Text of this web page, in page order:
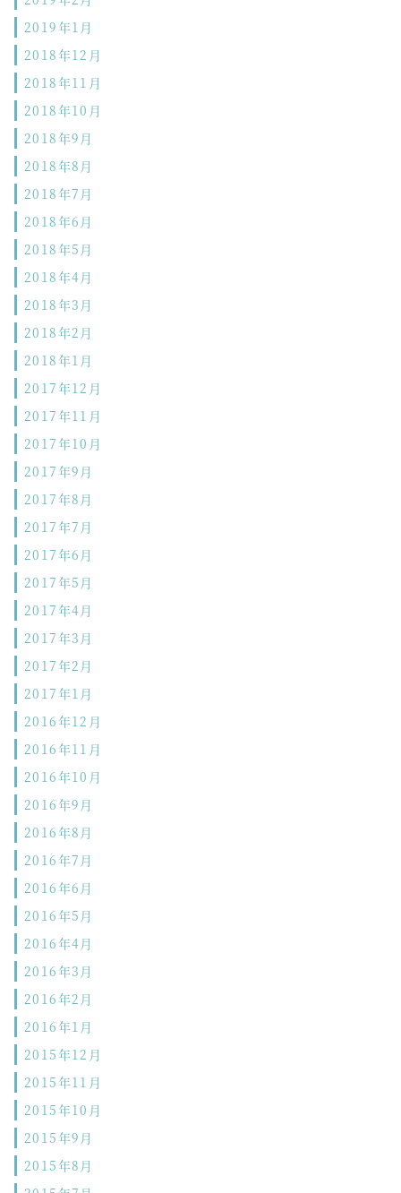
2019年1月
2018年12月
2018年11月
2018年10月
2018年9月
2018年8月
2018年7月
2018年6月
2018年5月
2018年4月
2018年3月
2018年2月
2018年1月
2017年12月
2017年11月
2017年10月
2017年9月
2017年8月
2017年7月
2017年6月
2017年5月
2017年4月
2017年3月
2017年2月
2017年1月
2016年12月
2016年11月
2016年10月
2016年9月
2016年8月
2016年7月
2016年6月
2016年5月
2016年4月
2016年3月
2016年2月
2016年1月
2015年12月
2015年11月
2015年10月
2015年9月
2015年8月